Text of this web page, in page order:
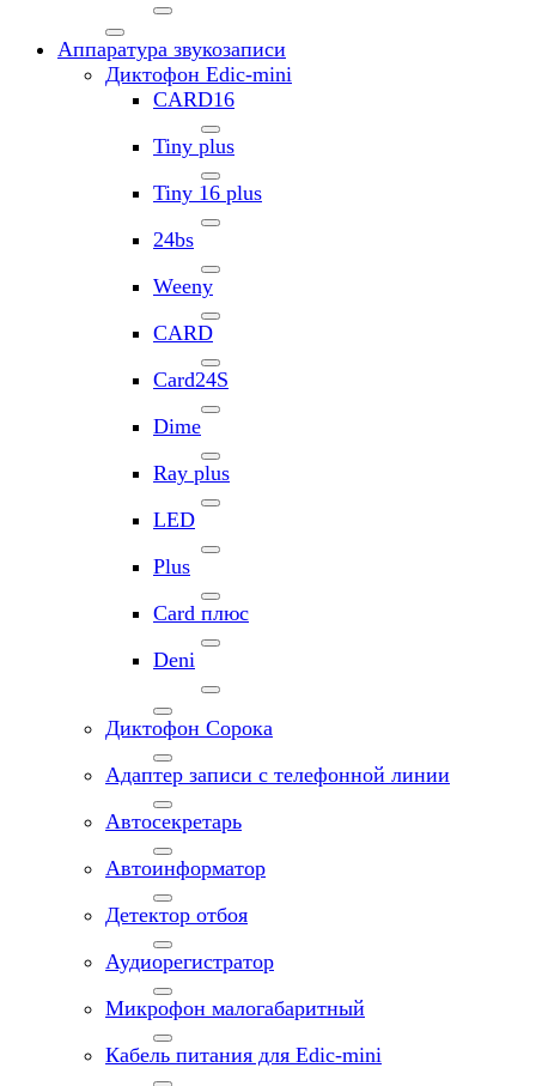
Аппаратура звукозаписи
Диктофон Edic-mini
CARD16
Tiny plus
Tiny 16 plus
24bs
Weeny
CARD
Card24S
Dime
Ray plus
LED
Plus
Card плюс
Deni
Диктофон Сорока
Адаптер записи с телефонной линии
Автосекретарь
Автоинформатор
Детектор отбоя
Аудиорегистратор
Микрофон малогабаритный
Кабель питания для Edic-mini